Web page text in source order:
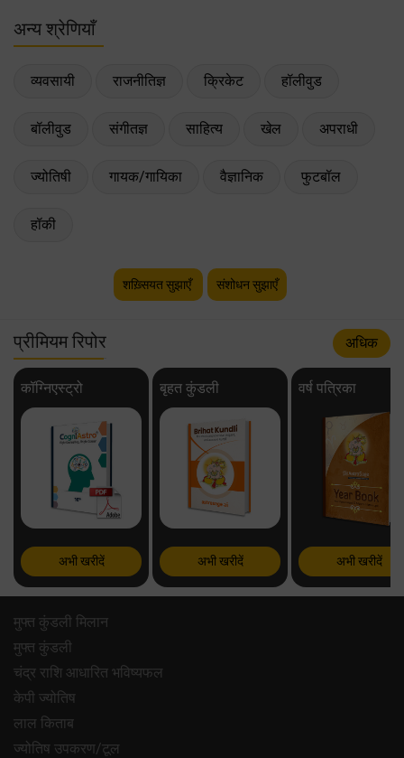
अन्य श्रेणियाँ
व्यवसायी राजनीतिज्ञ क्रिकेट हॉलीवुड
बॉलीवुड संगीतज्ञ साहित्य खेल अपराधी
ज्योतिषी गायक/गायिका वैज्ञानिक फुटबॉल
हॉकी
शख़्सियत सुझाएँ संशोधन सुझाएँ
प्रीमियम रिपोर अधिक
कॉग्निएस्ट्रो
अभी खरीदें
बृहत कुंडली
अभी खरीदें
वर्ष पत्रिका
अभी खरीदें
मुफ्त कुंडली मिलान
मुफ्त कुंडली
चंद्र राशि आधारित भविष्यफल
केपी ज्योतिष
लाल किताब
ज्योतिष उपकरण/टूल